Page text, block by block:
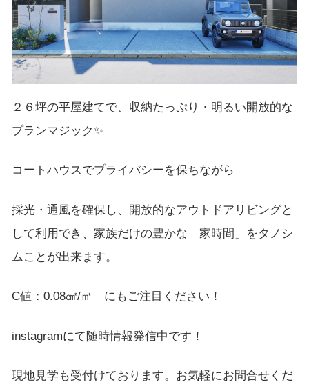
２６坪の平屋建てで、収納たっぷり・明るい開放的な
プランマジック✨
コートハウスでプライバシーを保ちながら
採光・通風を確保し、開放的なアウトドアリビングと
して利用でき、家族だけの豊かな「家時間」をタノシ
ムことが出来ます。
C値：0.08㎠/㎡ にもご注目ください！
instagramにて随時情報発信中です！
現地見学も受付けております。お気軽にお問合せくだ